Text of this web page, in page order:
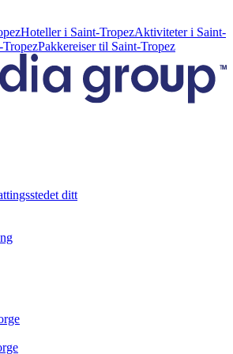
Hoteller i Saint-TropezAktiviteter i Saint-
Pakkereiser til Saint-Tropez
ditt